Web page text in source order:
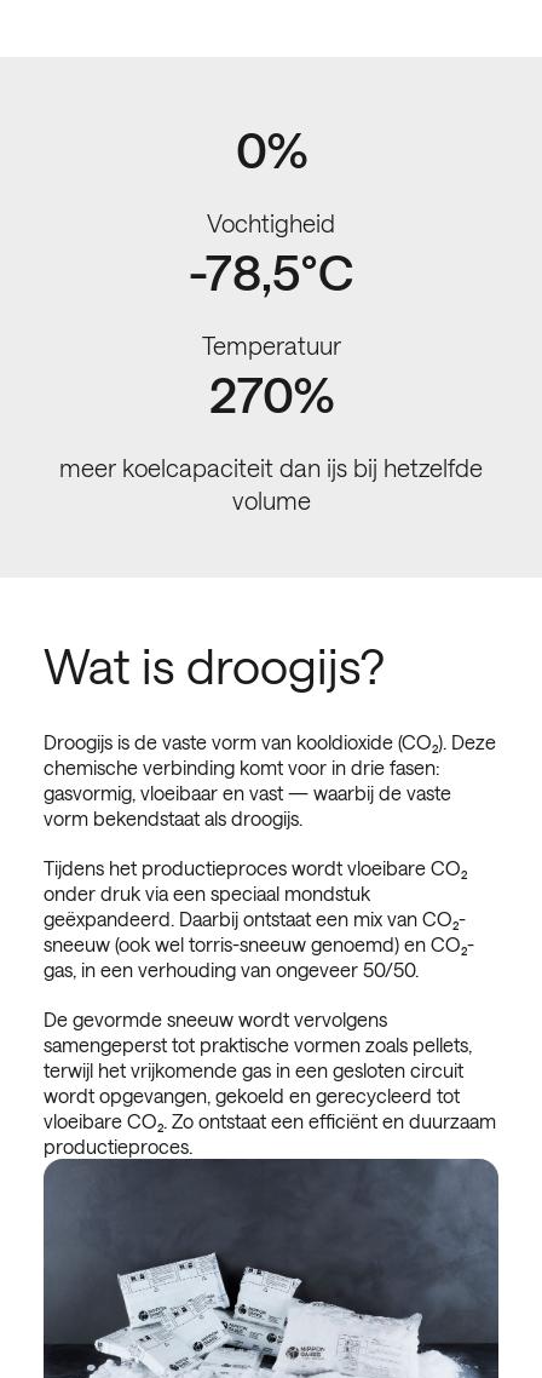
0%
Vochtigheid
-78,5°C
Temperatuur
270%
meer koelcapaciteit dan ijs bij hetzelfde
volume
Wat is droogijs?
Droogijs is de vaste vorm van kooldioxide (CO₂). Deze
chemische verbinding komt voor in drie fasen:
gasvormig, vloeibaar en vast — waarbij de vaste
vorm bekendstaat als droogijs.
Tijdens het productieproces wordt vloeibare CO₂
onder druk via een speciaal mondstuk
geëxpandeerd. Daarbij ontstaat een mix van CO₂-
sneeuw (ook wel torris-sneeuw genoemd) en CO₂-
gas, in een verhouding van ongeveer 50/50.
De gevormde sneeuw wordt vervolgens
samengeperst tot praktische vormen zoals pellets,
terwijl het vrijkomende gas in een gesloten circuit
wordt opgevangen, gekoeld en gerecycleerd tot
vloeibare CO₂. Zo ontstaat een efficiënt en duurzaam
productieproces.